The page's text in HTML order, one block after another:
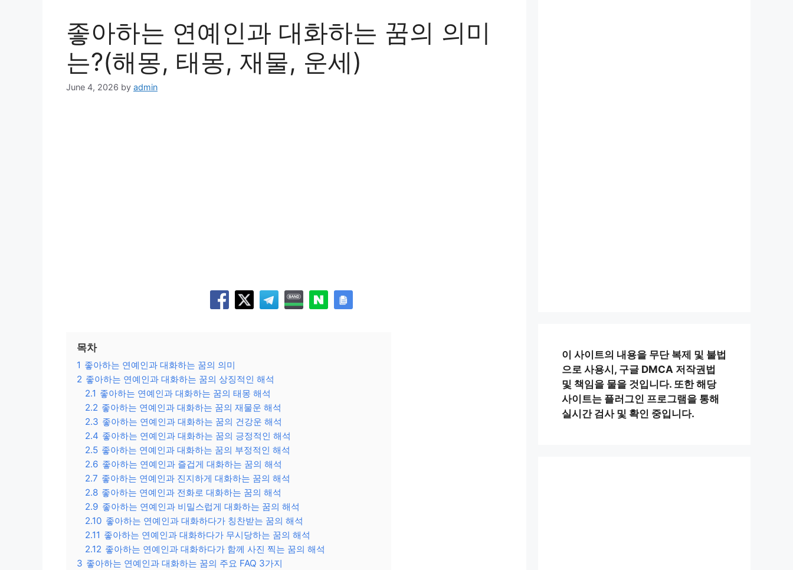
좋아하는 연예인과 대화하는 꿈의 의미
는?(해몽, 태몽, 재물, 운세)
June 4, 2026 by admin
목차
1 좋아하는 연예인과 대화하는 꿈의 의미
2 좋아하는 연예인과 대화하는 꿈의 상징적인 해석
2.1 좋아하는 연예인과 대화하는 꿈의 태몽 해석
2.2 좋아하는 연예인과 대화하는 꿈의 재물운 해석
2.3 좋아하는 연예인과 대화하는 꿈의 건강운 해석
2.4 좋아하는 연예인과 대화하는 꿈의 긍정적인 해석
2.5 좋아하는 연예인과 대화하는 꿈의 부정적인 해석
2.6 좋아하는 연예인과 즐겁게 대화하는 꿈의 해석
2.7 좋아하는 연예인과 진지하게 대화하는 꿈의 해석
2.8 좋아하는 연예인과 전화로 대화하는 꿈의 해석
2.9 좋아하는 연예인과 비밀스럽게 대화하는 꿈의 해석
2.10 좋아하는 연예인과 대화하다가 칭찬받는 꿈의 해석
2.11 좋아하는 연예인과 대화하다가 무시당하는 꿈의 해석
2.12 좋아하는 연예인과 대화하다가 함께 사진 찍는 꿈의 해석
3 좋아하는 연예인과 대화하는 꿈의 주요 FAQ 3가지
이 사이트의 내용을 무단 복제 및 불법
으로 사용시, 구글 DMCA 저작권법
및 책임을 물을 것입니다. 또한 해당
사이트는 플러그인 프로그램을 통해
실시간 검사 및 확인 중입니다.